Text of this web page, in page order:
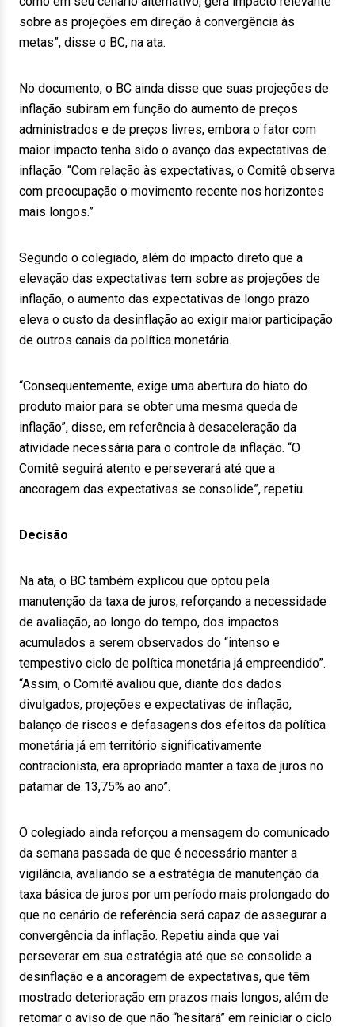
sobre as projeções em direção à convergência às
metas”, disse o BC, na ata.
No documento, o BC ainda disse que suas projeções de
inflação subiram em função do aumento de preços
administrados e de preços livres, embora o fator com
maior impacto tenha sido o avanço das expectativas de
inflação. “Com relação às expectativas, o Comitê observa
com preocupação o movimento recente nos horizontes
mais longos.”
Segundo o colegiado, além do impacto direto que a
elevação das expectativas tem sobre as projeções de
inflação, o aumento das expectativas de longo prazo
eleva o custo da desinflação ao exigir maior participação
de outros canais da política monetária.
“Consequentemente, exige uma abertura do hiato do
produto maior para se obter uma mesma queda de
inflação”, disse, em referência à desaceleração da
atividade necessária para o controle da inflação. “O
Comitê seguirá atento e perseverará até que a
ancoragem das expectativas se consolide”, repetiu.
Decisão
Na ata, o BC também explicou que optou pela
manutenção da taxa de juros, reforçando a necessidade
de avaliação, ao longo do tempo, dos impactos
acumulados a serem observados do “intenso e
tempestivo ciclo de política monetária já empreendido”.
“Assim, o Comitê avaliou que, diante dos dados
divulgados, projeções e expectativas de inflação,
balanço de riscos e defasagens dos efeitos da política
monetária já em território significativamente
contracionista, era apropriado manter a taxa de juros no
patamar de 13,75% ao ano”.
O colegiado ainda reforçou a mensagem do comunicado
da semana passada de que é necessário manter a
vigilância, avaliando se a estratégia de manutenção da
taxa básica de juros por um período mais prolongado do
que no cenário de referência será capaz de assegurar a
convergência da inflação. Repetiu ainda que vai
perseverar em sua estratégia até que se consolide a
desinflação e a ancoragem de expectativas, que têm
mostrado deterioração em prazos mais longos, além de
retomar o aviso de que não “hesitará” em reiniciar o ciclo